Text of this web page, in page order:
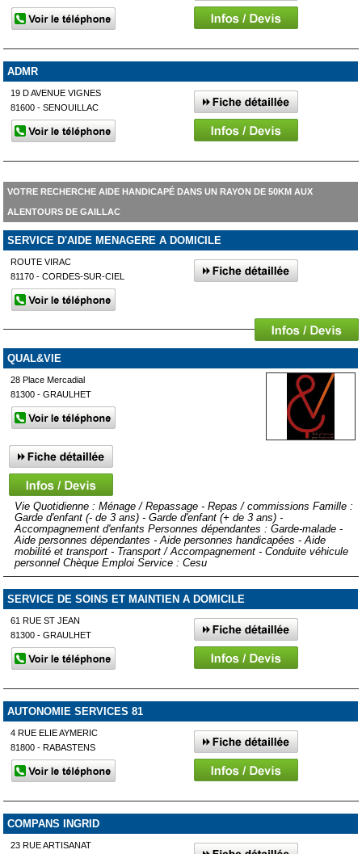
ADMR
19 D AVENUE VIGNES
81600 - SENOUILLAC
VOTRE RECHERCHE AIDE HANDICAPÉ DANS UN RAYON DE 50KM AUX
ALENTOURS DE GAILLAC
SERVICE D'AIDE MENAGERE A DOMICILE
ROUTE VIRAC
81170 - CORDES-SUR-CIEL
QUAL&VIE
28 Place Mercadial
81300 - GRAULHET
Vie Quotidienne : Ménage / Repassage - Repas / commissions Famille :
Garde d'enfant (- de 3 ans) - Garde d'enfant (+ de 3 ans) -
Accompagnement d'enfants Personnes dépendantes : Garde-malade -
Aide personnes dépendantes - Aide personnes handicapées - Aide
mobilité et transport - Transport / Accompagnement - Conduite véhicule
personnel Chèque Emploi Service : Cesu
SERVICE DE SOINS ET MAINTIEN A DOMICILE
61 RUE ST JEAN
81300 - GRAULHET
AUTONOMIE SERVICES 81
4 RUE ELIE AYMERIC
81800 - RABASTENS
COMPANS INGRID
23 RUE ARTISANAT